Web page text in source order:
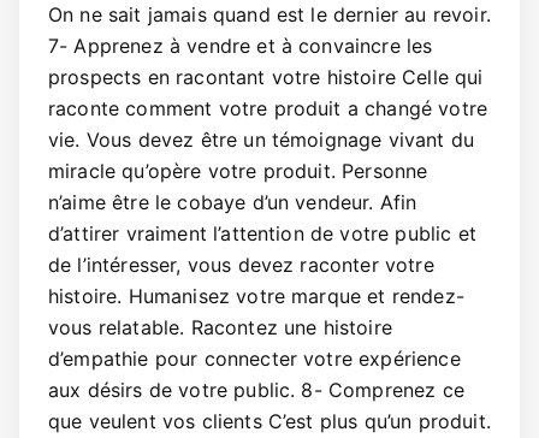
On ne sait jamais quand est le dernier au revoir.
7- Apprenez à vendre et à convaincre les
prospects en racontant votre histoire Celle qui
raconte comment votre produit a changé votre
vie. Vous devez être un témoignage vivant du
miracle qu’opère votre produit. Personne
n’aime être le cobaye d’un vendeur. Afin
d’attirer vraiment l’attention de votre public et
de l’intéresser, vous devez raconter votre
histoire. Humanisez votre marque et rendez-
vous relatable. Racontez une histoire
d’empathie pour connecter votre expérience
aux désirs de votre public. 8- Comprenez ce
que veulent vos clients C’est plus qu’un produit.